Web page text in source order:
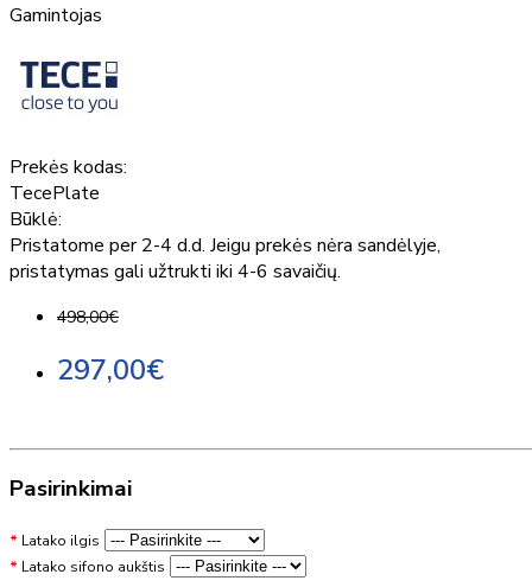
Gamintojas
Prekės kodas:
TecePlate
Būklė:
Pristatome per 2-4 d.d. Jeigu prekės nėra sandėlyje,
pristatymas gali užtrukti iki 4-6 savaičių.
498,00€
297,00€
Pasirinkimai
Latako ilgis
Latako sifono aukštis